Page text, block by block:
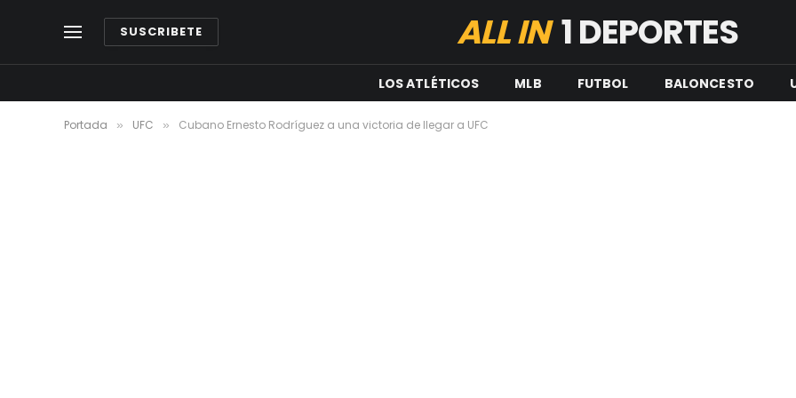
SUSCRIBETE ALL IN1 DEPORTES
LOS ATLÉTICOS MLB FUTBOL BALONCESTO
Portada » UFC » Cubano Ernesto Rodríguez a una victoria de llegar a UFC